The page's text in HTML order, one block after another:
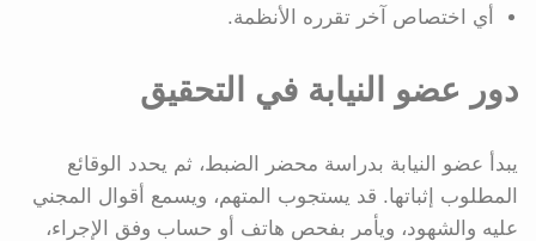
أي اختصاص آخر تقرره الأنظمة.
دور عضو النيابة في التحقيق
يبدأ عضو النيابة بدراسة محضر الضبط، ثم يحدد الوقائع
المطلوب إثباتها. قد يستجوب المتهم، ويسمع أقوال المجني
عليه والشهود، ويأمر بفحص هاتف أو حساب وفق الإجراء،